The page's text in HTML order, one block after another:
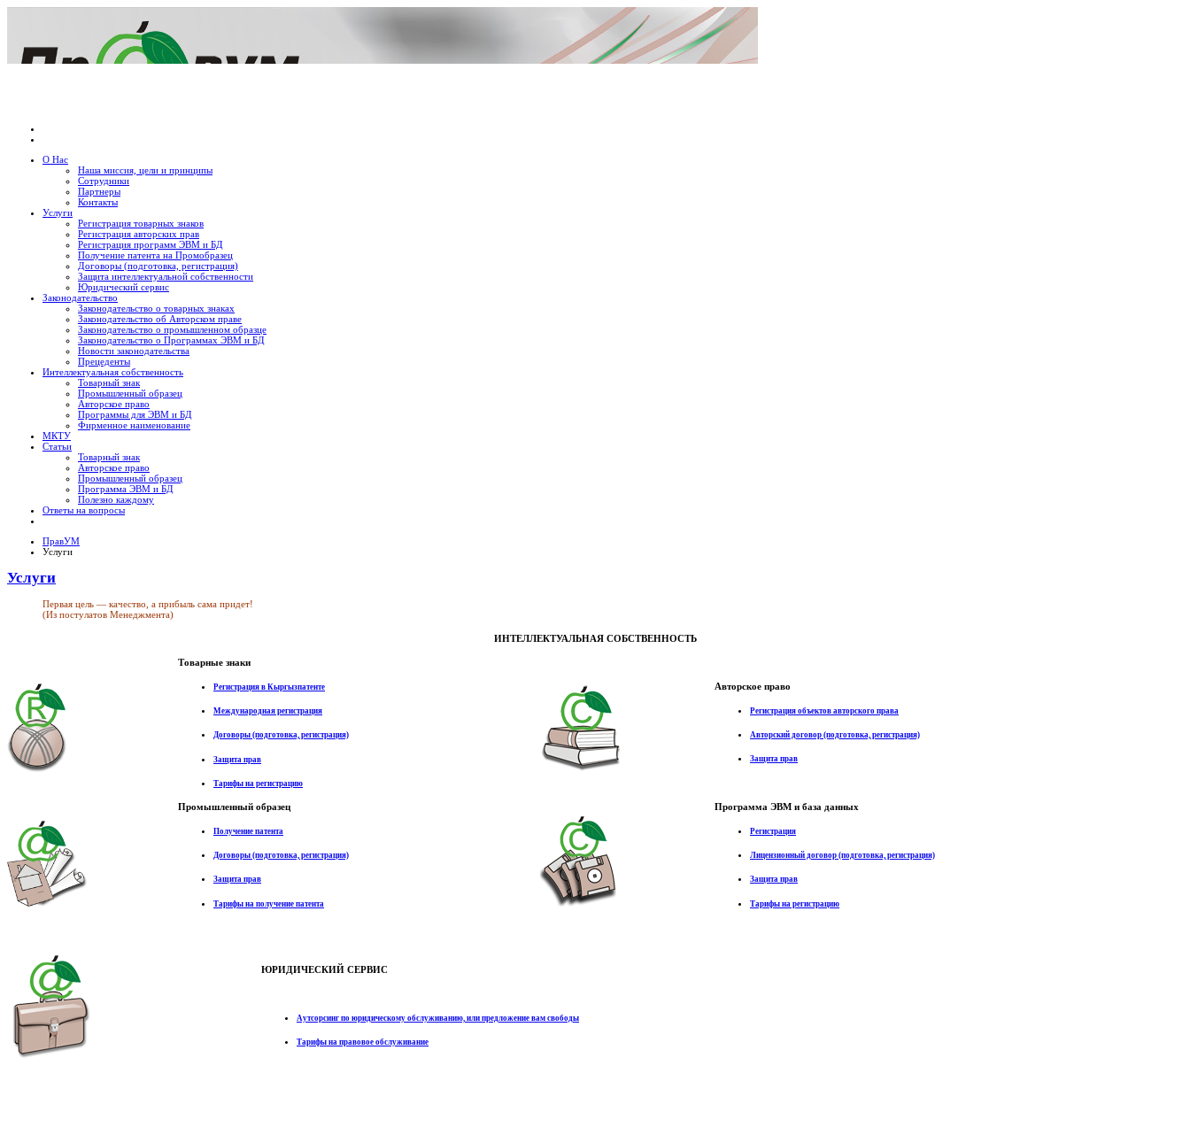
О Нас
Наша миссия, цели и принципы
Сотрудники
Партнеры
Контакты
Услуги
Регистрация товарных знаков
Регистрация авторских прав
Регистрация программ ЭВМ и БД
Получение патента на Промобразец
Договоры (подготовка, регистрация)
Защита интеллектуальной собственности
Юридический сервис
Законодательство
Законодательство о товарных знаках
Законодательство об Авторском праве
Законодательство о промышленном образце
Законодательство о Программах ЭВМ и БД
Новости законодательства
Прецеденты
Интеллектуальная собственность
Товарный знак
Промышленный образец
Авторское право
Программы для ЭВМ и БД
Фирменное наименование
МКТУ
Статьи
Товарный знак
Авторское право
Промышленный образец
Программа ЭВМ и БД
Полезно каждому
Ответы на вопросы
ПравУМ
Услуги
Услуги
Первая цель — качество, а прибыль сама придет!
(Из постулатов Менеджмента)
ИНТЕЛЛЕКТУАЛЬНАЯ СОБСТВЕННОСТЬ
Товарные знаки
Регистрация в Кыргызпатенте
Международная регистрация
Договоры (подготовка, регистрация)
Защита прав
Тарифы на регистрацию
Авторское право
Регистрация объектов авторского права
Авторский договор (подготовка, регистрация)
Защита прав
Промышленный образец
Получение патента
Договоры (подготовка, регистрация)
Защита прав
Тарифы на получение патента
Программа ЭВМ и база данных
Регистрация
Лицензионный договор (подготовка, регистрация)
Защита прав
Тарифы на регистрацию
ЮРИДИЧЕСКИЙ СЕРВИС
Аутсорсинг по юридическому обслуживанию, или предложение вам свободы
Тарифы на правовое обслуживание